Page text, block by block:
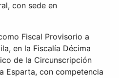
con sede en
Fiscal Provisorio a
en la Fiscalía Décima
de la Circunscripción
Esparta, con competencia